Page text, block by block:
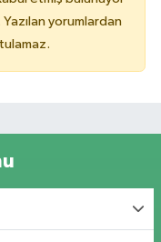
yorumlardan